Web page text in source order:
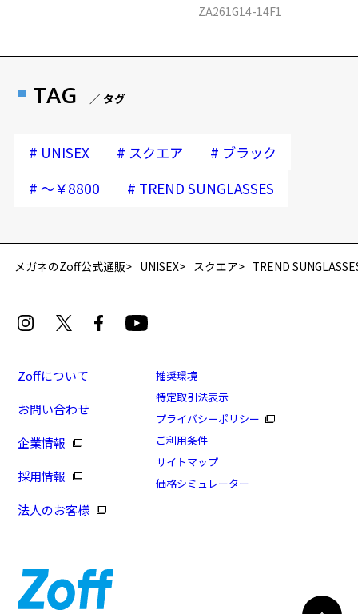
「再入荷お知らせメール」はZoffオンラインストア会員さまのみ対象となります。
[ZN231006_14F1_SG60]Zoff NEW
STANDARD(WEB限定商品)
商品番号：ZN241G20-14F2/フレームカラー：ブラック/
単価：￥8,470
※商品が再入荷された際にメールでお知らせします。
※本サービスは商品の購入をお約束するものではありません。
※ご希望の商品が再入荷しない場合もございますので予めご了承ください。
ZA261G14-14F1
TAG ／ タグ
# UNISEX # スクエア # ブラック
# ～￥8800 # TREND SUNGLASSES
メガネのZoff公式通販 UNISEX スクエア TREND
Zoffについて
お問い合わせ
企業情報
採用情報
法人のお客様
推奨環境
特定取引法表示
プライバシーポリシー
ご利用条件
サイトマップ
価格シミュレーター